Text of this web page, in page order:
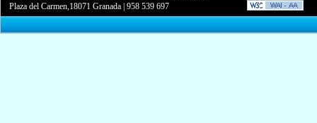
Plaza del Carmen,18071 Granada |958 539 697